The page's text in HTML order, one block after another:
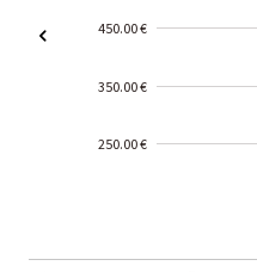
450.00 €
350.00 €
250.00 €
01-02